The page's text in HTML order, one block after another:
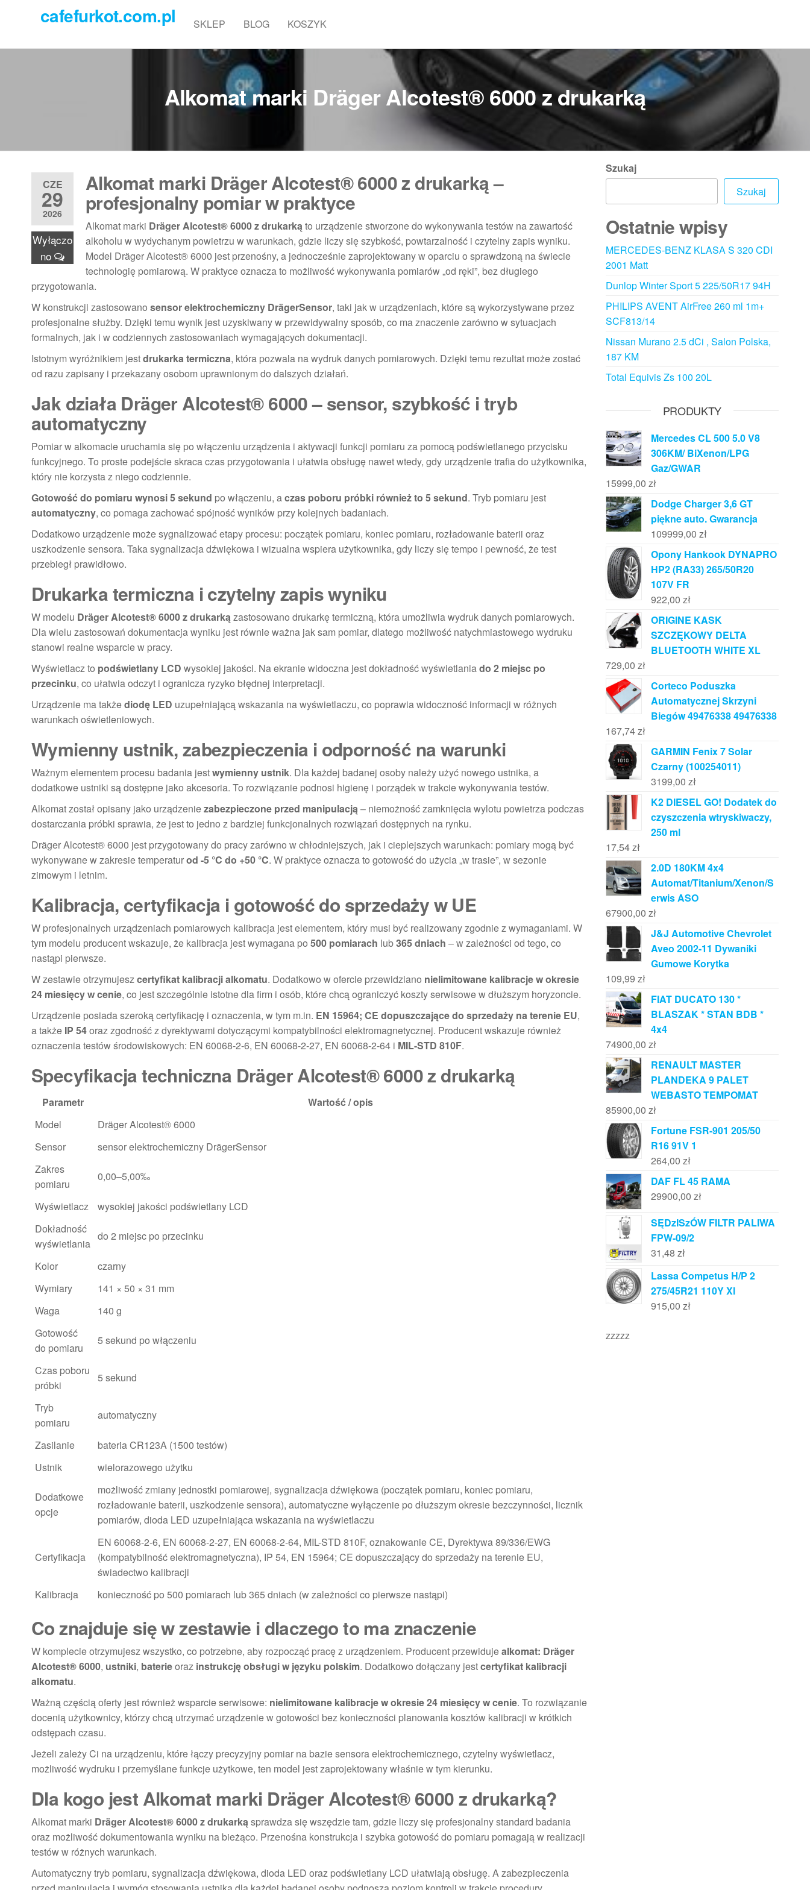
cafefurkot.com.pl SKLEP BLOG KOSZYK
Alkomat marki Dräger Alcotest® 6000 z drukarką
CZE
29
2026
Wyłączo
no
Alkomat marki Dräger Alcotest® 6000 z drukarką –
profesjonalny pomiar w praktyce
Alkomat marki Dräger Alcotest® 6000 z drukarkąto urządzenie stworzone do wykonywania testów na zawartość
alkoholu w wydychanym powietrzu w warunkach, gdzie liczy się szybkość, powtarzalność i czytelny zapis wyniku.
Model Dräger Alcotest® 6000 jest przenośny, a jednocześnie zaprojektowany w oparciu o sprawdzoną na świecie
technologię pomiarową. W praktyce oznacza to możliwość wykonywania pomiarów „od ręki”, bez długiego
przygotowania.
W konstrukcji zastosowano sensor elektrochemiczny DrägerSensor, taki jak w urządzeniach, które są wykorzystywane przez
profesjonalne służby. Dzięki temu wynik jest uzyskiwany w przewidywalny sposób, co ma znaczenie zarówno w sytuacjach
formalnych, jak i w codziennych zastosowaniach wymagających dokumentacji.
Istotnym wyróżnikiem jestdrukarka termiczna, która pozwala na wydruk danych pomiarowych. Dzięki temu rezultat może zostać
od razu zapisany i przekazany osobom uprawnionym do dalszych działań.
Jak działa Dräger Alcotest® 6000 – sensor, szybkość i tryb
automatyczny
Pomiar w alkomacie uruchamia się po włączeniu urządzenia i aktywacji funkcji pomiaru za pomocą podświetlanego przycisku
funkcyjnego. To proste podejście skraca czas przygotowania i ułatwia obsługę nawet wtedy, gdy urządzenie trafia do użytkownika,
który nie korzysta z niego codziennie.
Gotowość do pomiaru wynosi 5 sekund po włączeniu, aczas poboru próbki również to 5 sekund. Tryb pomiaru jest
automatyczny, co pomaga zachować spójność wyników przy kolejnych badaniach.
Dodatkowo urządzenie może sygnalizować etapy procesu: początek pomiaru, koniec pomiaru, rozładowanie baterii oraz
uszkodzenie sensora. Taka sygnalizacja dźwiękowa i wizualna wspiera użytkownika, gdy liczy się tempo i pewność, że test
przebiegł prawidłowo.
Drukarka termiczna i czytelny zapis wyniku
W modelu Dräger Alcotest® 6000 z drukarkązastosowano drukarkę termiczną, która umożliwia wydruk danych pomiarowych.
Dla wielu zastosowań dokumentacja wyniku jest równie ważna jak sam pomiar, dlatego możliwość natychmiastowego wydruku
stanowi realne wsparcie w pracy.
Wyświetlacz to podświetlany LCD wysokiej jakości. Na ekranie widoczna jest dokładność wyświetlaniado 2 miejsc po
przecinku, co ułatwia odczyt i ogranicza ryzyko błędnej interpretacji.
Urządzenie ma takżediodę LED uzupełniającą wskazania na wyświetlaczu, co poprawia widoczność informacji w różnych
warunkach oświetleniowych.
Wymienny ustnik, zabezpieczenia i odporność na warunki
Ważnym elementem procesu badania jestwymienny ustnik. Dla każdej badanej osoby należy użyć nowego ustnika, a
dodatkowe ustniki są dostępne jako akcesoria. To rozwiązanie podnosi higienę i porządek w trakcie wykonywania testów.
Alkomat został opisany jako urządzeniezabezpieczone przed manipulacją– niemożność zamknięcia wylotu powietrza podczas
dostarczania próbki sprawia, że jest to jedno z bardziej funkcjonalnych rozwiązań dostępnych na rynku.
Dräger Alcotest® 6000 jest przygotowany do pracy zarówno w chłodniejszych, jak i cieplejszych warunkach: pomiary mogą być
wykonywane w zakresie temperaturod -5 °C do +50 °C. W praktyce oznacza to gotowość do użycia „w trasie”, w sezonie
zimowym i letnim.
Kalibracja, certyfikacja i gotowość do sprzedaży w UE
W profesjonalnych urządzeniach pomiarowych kalibracja jest elementem, który musi być realizowany zgodnie z wymaganiami. W
tym modelu producent wskazuje, że kalibracja jest wymagana po 500 pomiarach lub365 dniach – w zależności od tego, co
nastąpi pierwsze.
W zestawie otrzymujeszcertyfikat kalibracji alkomatu. Dodatkowo w ofercie przewidziano nielimitowane kalibracje w okresie
24 miesięcy w cenie, co jest szczególnie istotne dla firm i osób, które chcą ograniczyć koszty serwisowe w dłuższym horyzoncie.
Urządzenie posiada szeroką certyfikację i oznaczenia, w tym m.in. EN 15964; CE dopuszczające do sprzedaży na terenie EU,
a także IP 54oraz zgodność z dyrektywami dotyczącymi kompatybilności elektromagnetycznej. Producent wskazuje również
oznaczenia testów środowiskowych: EN 60068-2-6, EN 60068-2-27, EN 60068-2-64 i MIL-STD 810F.
Specyfikacja techniczna Dräger Alcotest® 6000 z drukarką
Parametr
Wartość / opis
Model
Dräger Alcotest® 6000
Sensor
sensor elektrochemiczny DrägerSensor
Zakres
pomiaru
0,00–5,00‰
Wyświetlacz
wysokiej jakości podświetlany LCD
Dokładność
wyświetlania
do 2 miejsc po przecinku
Kolor
czarny
Wymiary
141 × 50 × 31 mm
Waga
140 g
Gotowość
do pomiaru
5 sekund po włączeniu
Czas poboru
próbki
5 sekund
Tryb
pomiaru
automatyczny
Zasilanie
bateria CR123A (1500 testów)
Ustnik
wielorazowego użytku
Dodatkowe
opcje
możliwość zmiany jednostki pomiarowej, sygnalizacja dźwiękowa (początek pomiaru, koniec pomiaru,
rozładowanie baterii, uszkodzenie sensora), automatyczne wyłączenie po dłuższym okresie bezczynności, licznik
pomiarów, dioda LED uzupełniająca wskazania na wyświetlaczu
Certyfikacja
EN 60068-2-6, EN 60068-2-27, EN 60068-2-64, MIL-STD 810F, oznakowanie CE, Dyrektywa 89/336/EWG
(kompatybilność elektromagnetyczna), IP 54, EN 15964; CE dopuszczający do sprzedaży na terenie EU,
świadectwo kalibracji
Kalibracja
konieczność po 500 pomiarach lub 365 dniach (w zależności co pierwsze nastąpi)
Co znajduje się w zestawie i dlaczego to ma znaczenie
W komplecie otrzymujesz wszystko, co potrzebne, aby rozpocząć pracę z urządzeniem. Producent przewidujealkomat: Dräger
Alcotest® 6000, ustniki, baterieoraz instrukcję obsługi w języku polskim. Dodatkowo dołączany jestcertyfikat kalibracji
alkomatu.
Ważną częścią oferty jest również wsparcie serwisowe: nielimitowane kalibracje w okresie 24 miesięcy w cenie. To rozwiązanie
docenią użytkownicy, którzy chcą utrzymać urządzenie w gotowości bez konieczności planowania kosztów kalibracji w krótkich
odstępach czasu.
Jeżeli zależy Ci na urządzeniu, które łączy precyzyjny pomiar na bazie sensora elektrochemicznego, czytelny wyświetlacz,
możliwość wydruku i przemyślane funkcje użytkowe, ten model jest zaprojektowany właśnie w tym kierunku.
Dla kogo jest Alkomat marki Dräger Alcotest® 6000 z drukarką?
Alkomat marki Dräger Alcotest® 6000 z drukarkąsprawdza się wszędzie tam, gdzie liczy się profesjonalny standard badania
oraz możliwość dokumentowania wyniku na bieżąco. Przenośna konstrukcja i szybka gotowość do pomiaru pomagają w realizacji
testów w różnych warunkach.
Automatyczny tryb pomiaru, sygnalizacja dźwiękowa, dioda LED oraz podświetlany LCD ułatwiają obsługę. A zabezpieczenia
Szukaj
Szukaj
Ostatnie wpisy
MERCEDES-BENZ KLASA S 320 CDI
2001 Matt
Dunlop Winter Sport 5 225/50R17 94H
PHILIPS AVENT AirFree 260 ml 1m+
SCF813/14
Nissan Murano 2.5 dCi , Salon Polska,
187 KM
Total Equivis Zs 100 20L
PRODUKTY
Mercedes CL 500 5.0 V8
306KM/ BiXenon/LPG
Gaz/GWAR
15999,00 zł
Dodge Charger 3,6 GT
piękne auto. Gwarancja
109999,00 zł
Opony Hankook DYNAPRO
HP2 (RA33) 265/50R20
107V FR
922,00 zł
ORIGINE KASK
SZCZĘKOWY DELTA
BLUETOOTH WHITE XL
729,00 zł
Corteco Poduszka
Automatycznej Skrzyni
Biegów 49476338 49476338
167,74zł
GARMIN Fenix 7 Solar
Czarny (100254011)
3199,00 zł
K2 DIESEL GO! Dodatek do
czyszczenia wtryskiwaczy,
250 ml
17,54zł
2.0D 180KM 4x4
Automat/Titanium/Xenon/S
erwis ASO
67900,00 zł
J&J Automotive Chevrolet
Aveo 2002-11 Dywaniki
Gumowe Korytka
109,99 zł
FIAT DUCATO 130 *
BLASZAK * STAN BDB *
4x4
74900,00 zł
RENAULT MASTER
PLANDEKA 9 PALET
WEBASTO TEMPOMAT
85900,00 zł
Fortune FSR-901 205/50
R16 91V 1
264,00 zł
DAF FL 45 RAMA
29900,00 zł
SĘDzISzÓW FILTR PALIWA
FPW-09/2
31,48 zł
Lassa Competus H/P 2
275/45R21 110Y Xl
915,00 zł
zzzzz